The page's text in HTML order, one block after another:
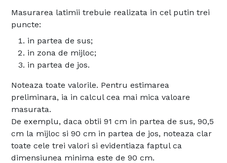
Masurarea latimii trebuie realizata in cel putin trei
puncte:
in partea de sus;
in zona de mijloc;
in partea de jos.
Noteaza toate valorile. Pentru estimarea
preliminara, ia in calcul cea mai mica valoare
masurata.
De exemplu, daca obtii 91 cm in partea de sus, 90,5
cm la mijloc si 90 cm in partea de jos, noteaza clar
toate cele trei valori si evidentiaza faptul ca
dimensiunea minima este de 90 cm.